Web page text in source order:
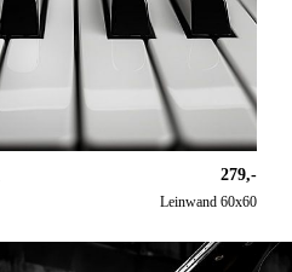
279,-
Leinwand 60x60